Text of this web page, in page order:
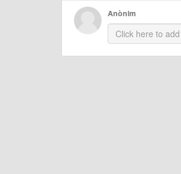
Anònim